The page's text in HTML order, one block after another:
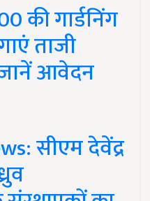
की गार्डनिंग
ताजी
आवेदन
सीएम देवेंद्र